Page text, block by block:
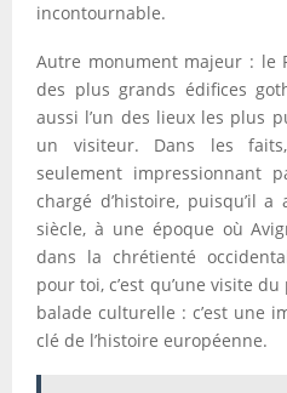
incontournable.
Autre monument majeur : le
des plus grands édifices
aussi l’un des lieux les plus
un visiteur. Dans les
seulement
chargé d’histoire, puisqu’il
siècle, à une époque où
dans la chrétienté
pour toi, c’est qu’une visite
balade culturelle : c’est une
clé de l’histoire européenne.